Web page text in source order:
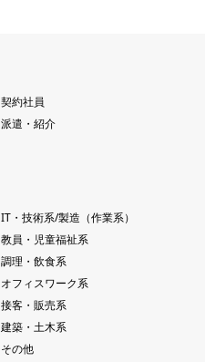
契約社員
派遣・紹介
IT・技術系/製造（作業系）
教員・児童福祉系
調理・飲食系
オフィスワーク系
接客・販売系
建築・土木系
その他